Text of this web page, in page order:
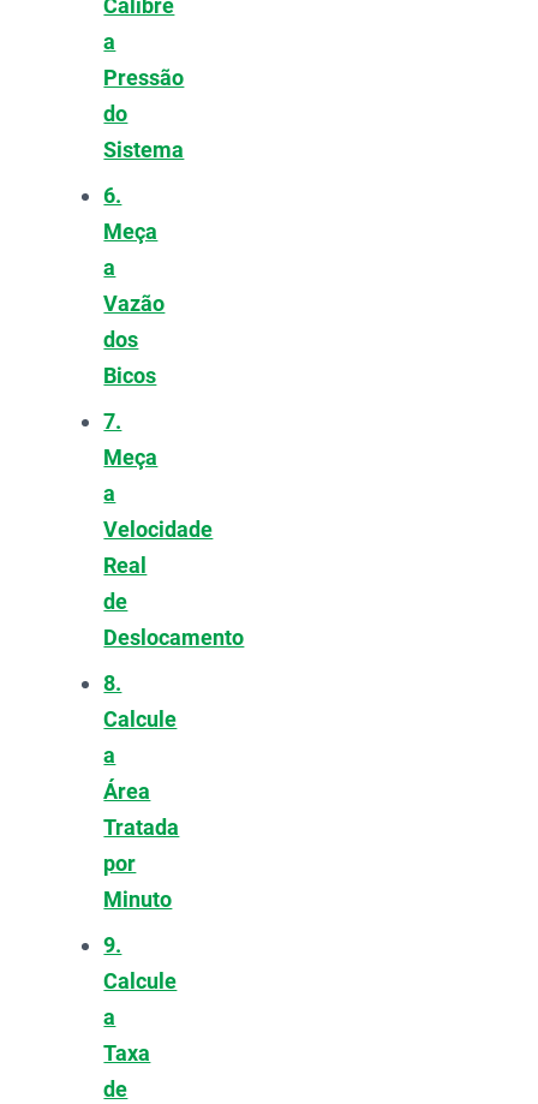
Calibre
a
Pressão
do
Sistema
6.
Meça
a
Vazão
dos
Bicos
7.
Meça
a
Velocidade
Real
de
Deslocamento
8.
Calcule
a
Área
Tratada
por
Minuto
9.
Calcule
a
Taxa
de